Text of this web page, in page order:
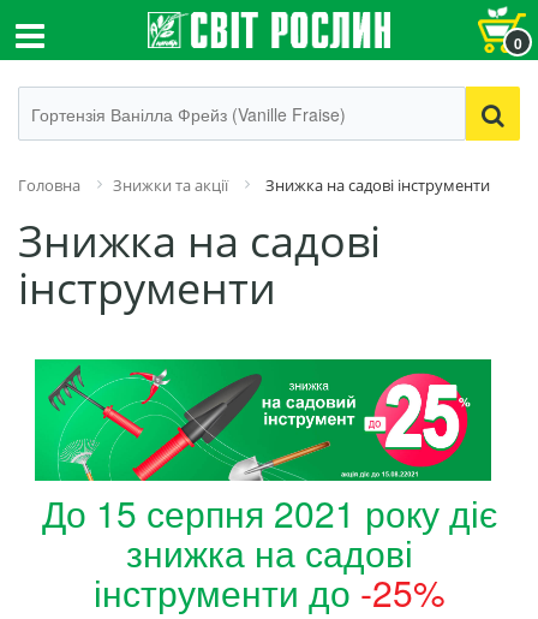
0
Головна Знижки та акції Знижка на садові інструменти
Знижка на садові
інструменти
До 15 серпня 2021 року діє
знижка на садові
інструменти до -25%